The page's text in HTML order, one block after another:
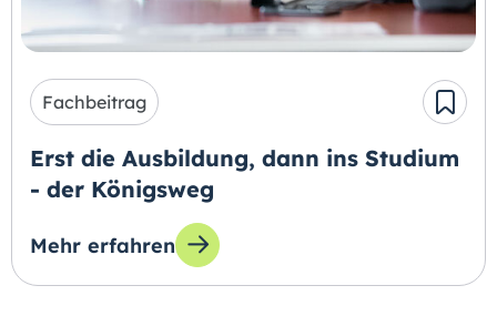
Fachbeitrag
Erst die Ausbildung, dann ins Studium
- der Königsweg
Mehr erfahren
zum Thema: Erst die Ausbildung, dann ins